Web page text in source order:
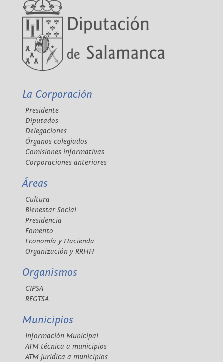
La Corporación
Presidente
Diputados
Delegaciones
Órganos colegiados
Comisiones informativas
Corporaciones anteriores
Áreas
Cultura
Bienestar Social
Presidencia
Fomento
Economía y Hacienda
Organización y RRHH
Organismos
CIPSA
REGTSA
Municipios
Información Municipal
ATM técnica a municipios
ATM jurídica a municipios